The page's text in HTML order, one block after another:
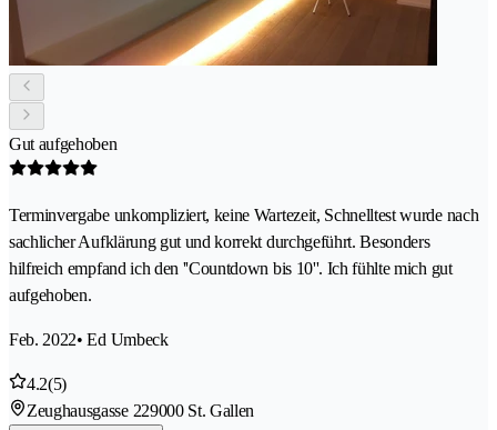
Gut aufgehoben
Terminvergabe unkompliziert, keine Wartezeit, Schnelltest wurde nach
sachlicher Aufklärung gut und korrekt durchgeführt. Besonders
hilfreich empfand ich den ''Countdown bis 10''. Ich fühlte mich gut
aufgehoben.
Feb. 2022• Ed Umbeck
4.2(5)
Zeughausgasse 229000 St. Gallen